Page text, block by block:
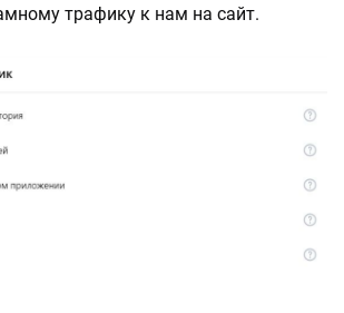
трафику к нам на сайт.